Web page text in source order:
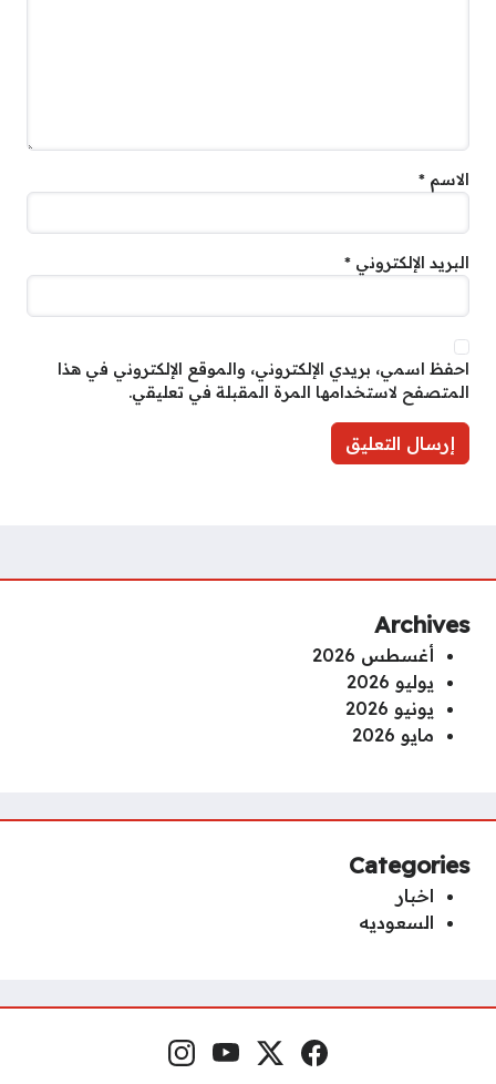
الاسم *
البريد الإلكتروني *
احفظ اسمي، بريدي الإلكتروني، والموقع الإلكتروني في هذا
المتصفح لاستخدامها المرة المقبلة في تعليقي.
Archives
أغسطس 2026
يوليو 2026
يونيو 2026
مايو 2026
Categories
اخبار
السعوديه
مواقع التواصل فيسبوكمنصة إكس
يوتيوبإنستغرام